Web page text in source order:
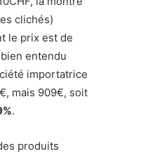
clichés)
le prix est de
entendu
importatrice
mais 909€, soit
.
produits